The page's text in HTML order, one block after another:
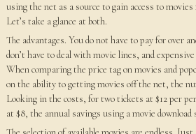
using the net as a source to gain access to
Let’s take a glance at both.
The advantages. You do not have to pay for over
don’t have to deal with movie lines, and
When comparing the price tag on movies and
on the ability to getting movies off the net, the
Looking in the costs, for two tickets at $12 per
at $8, the annual savings using a movie download